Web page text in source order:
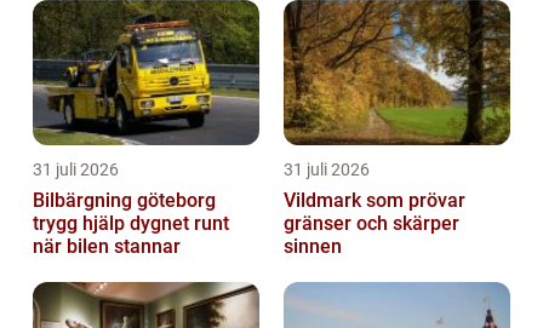
31 juli 2026
Bilbärgning göteborg
trygg hjälp dygnet runt
när bilen stannar
31 juli 2026
Vildmark som prövar
gränser och skärper
sinnen